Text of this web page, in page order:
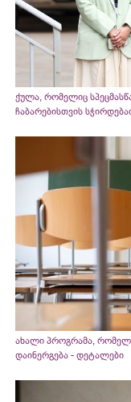
ქულა, რომელიც
ჩაბარებისთვის
ახალი პროგრამა,
დაინერგება - დეტალები